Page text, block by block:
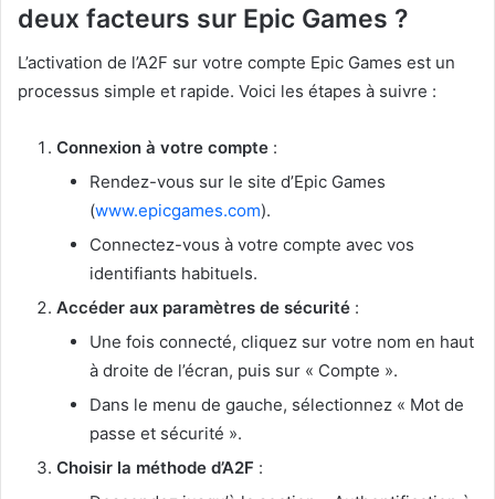
deux facteurs sur Epic Games ?
L’activation de l’A2F sur votre compte Epic Games est un
processus simple et rapide. Voici les étapes à suivre :
Connexion à votre compte :
Rendez-vous sur le site d’Epic Games
(www.epicgames.com).
Connectez-vous à votre compte avec vos
identifiants habituels.
Accéder aux paramètres de sécurité :
Une fois connecté, cliquez sur votre nom en haut
à droite de l’écran, puis sur « Compte ».
Dans le menu de gauche, sélectionnez « Mot de
passe et sécurité ».
Choisir la méthode d’A2F :